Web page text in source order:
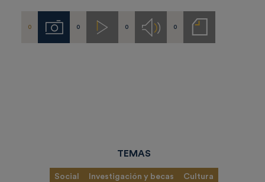
0 Imágenes
0 Videos
0 Audios
0
Notas
de
TEMAS
Social Investigación y becas Cultura